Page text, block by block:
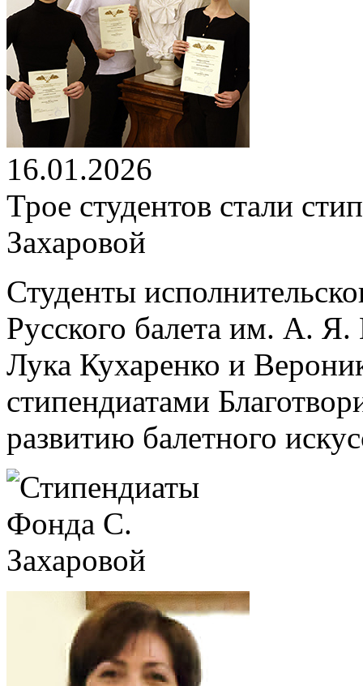
16.01.2026
Трое студентов стали
Захаровой
Студенты
Русского балета им. А.
Лука Кухаренко и
стипендиатами
развитию балетного